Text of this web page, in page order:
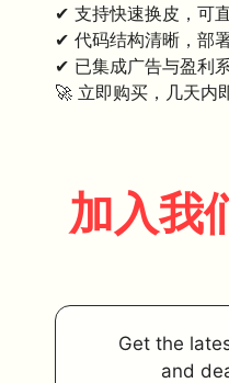
✔ 支持快速换皮，可
✔ 代码结构清晰，部
✔ 已集成广告与盈利
🚀 立即购买，几天内
加入我
Get the
and